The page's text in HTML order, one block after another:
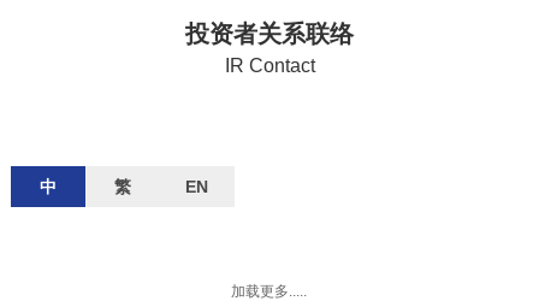
投资者关系联络
IR Contact
中 繁 EN
加载更多.....